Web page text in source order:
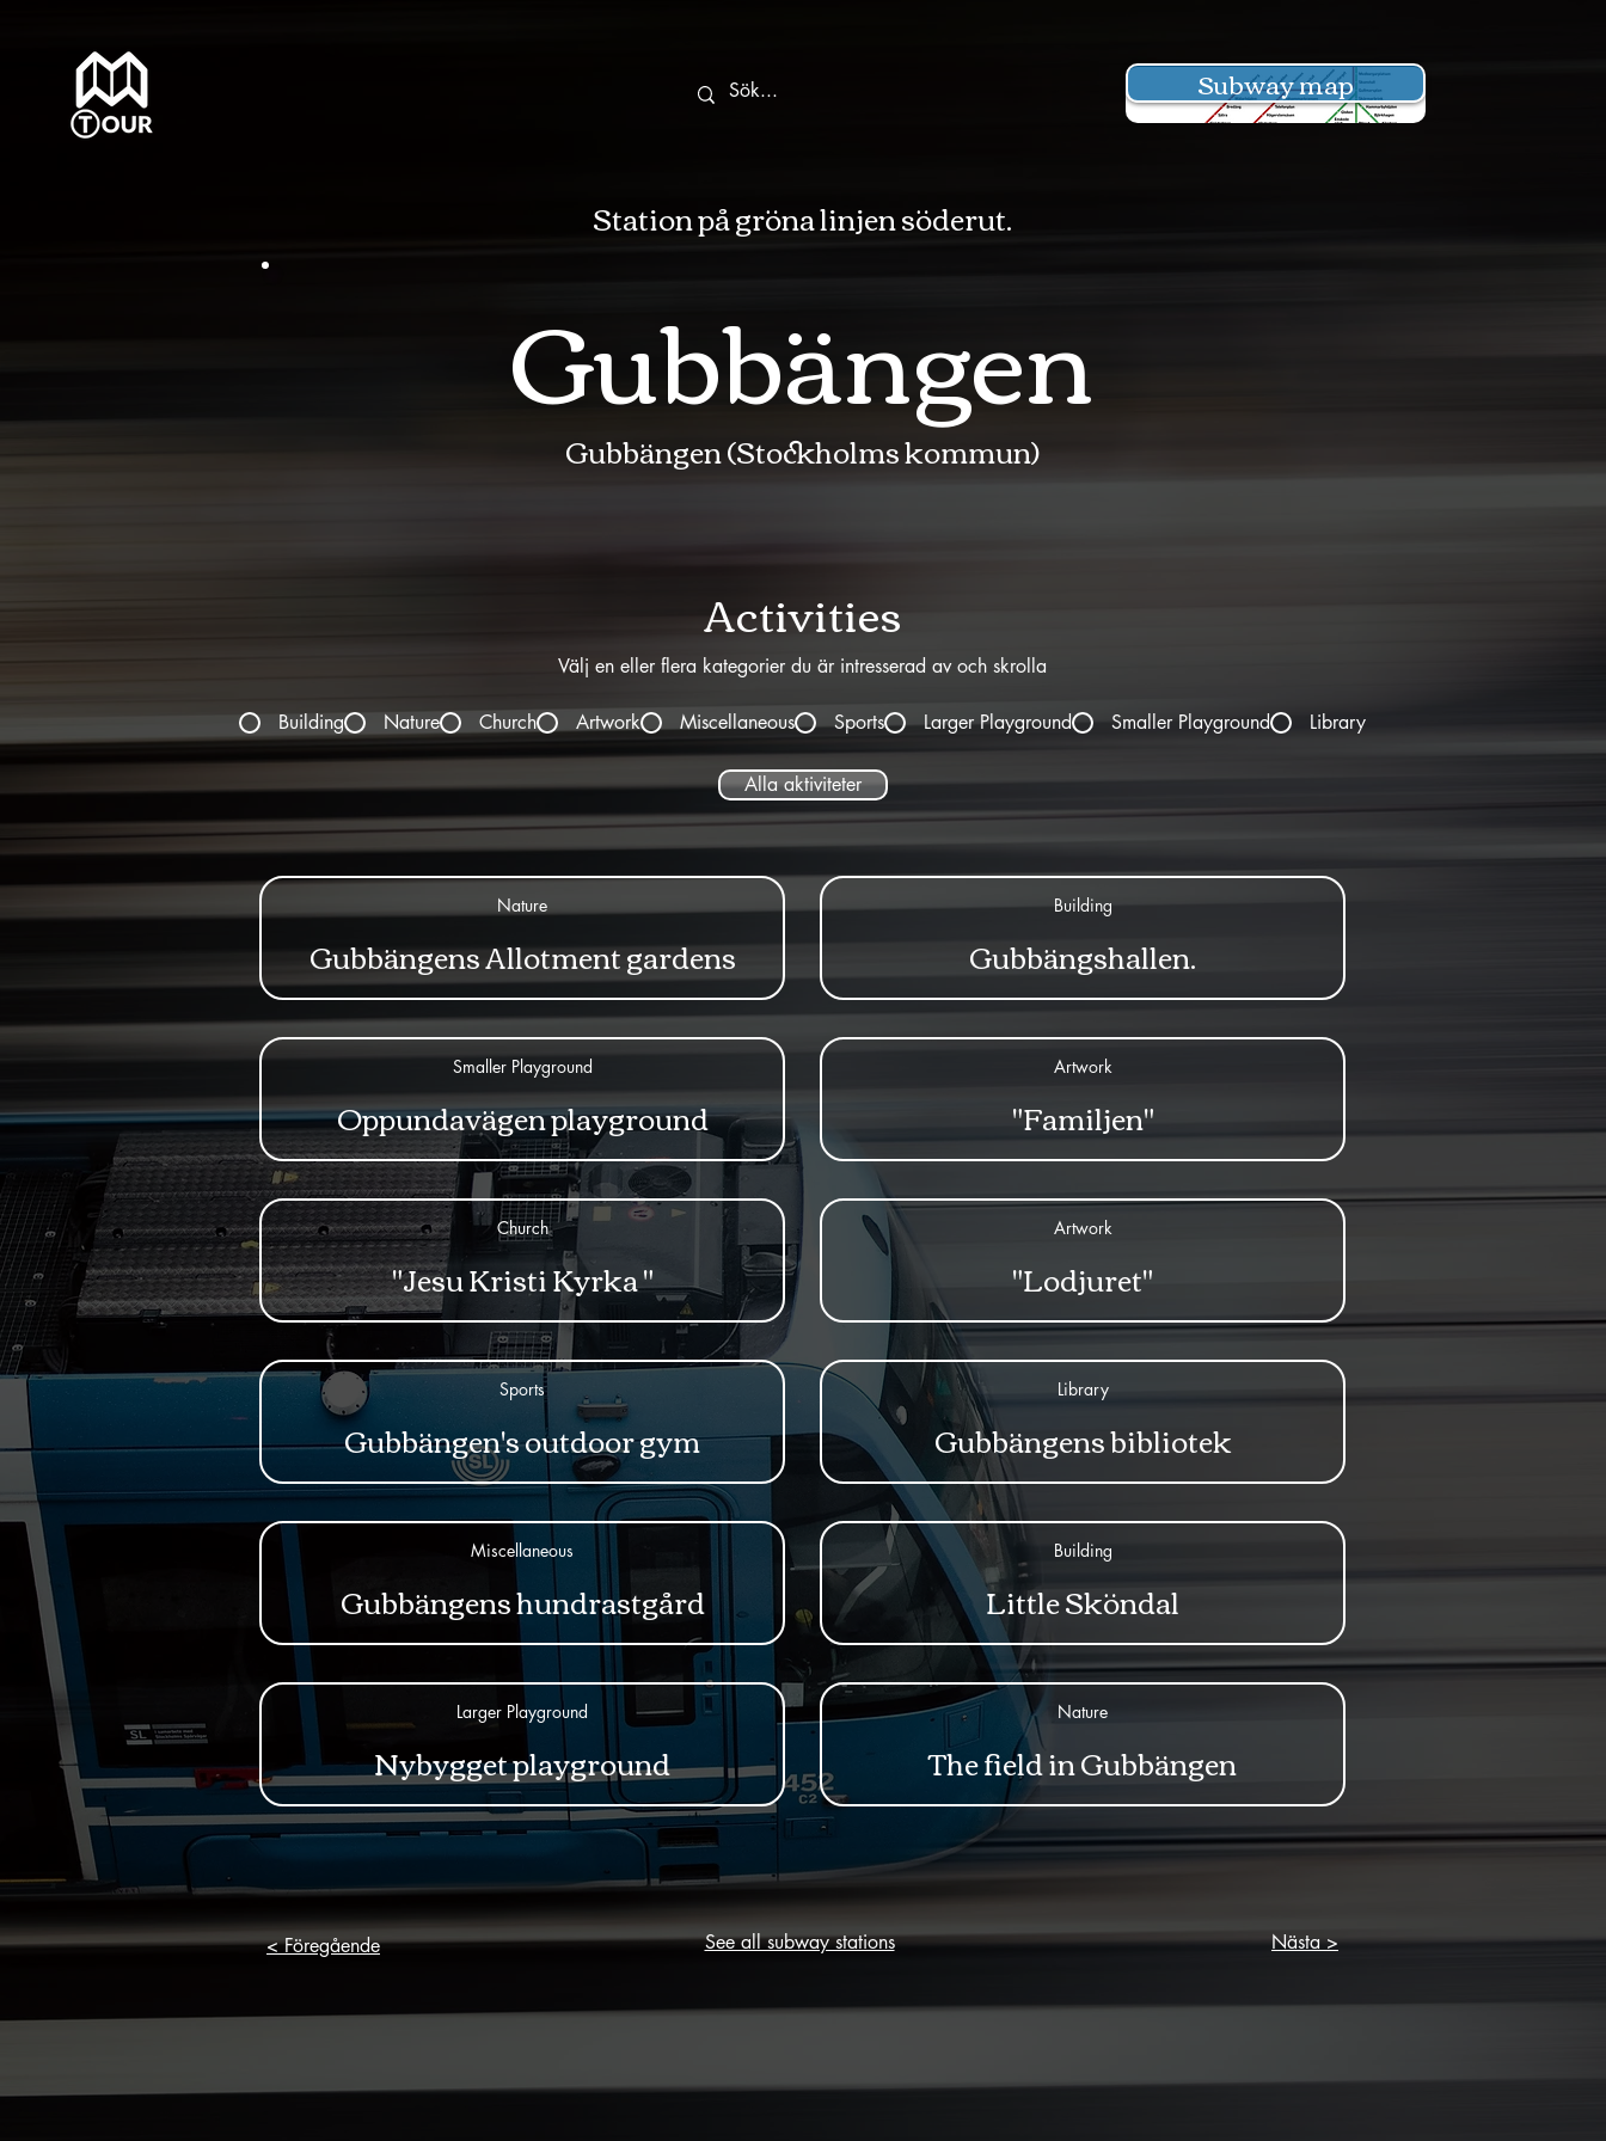
Subway map
Station på gröna linjen söderut.
Gubbängen
Gubbängen (Stockholms kommun)
Activities
Välj en eller flera kategorier du är intresserad av och skrolla
Building Nature Church Artwork Miscellaneous Sports Larger Playground Smaller Playground Library
Alla aktiviteter
Gubbängens Allotment gardens
Nature
Oppundavägen playground
Smaller Playground
"Jesu Kristi Kyrka "
Church
Gubbängen's outdoor gym
Sports
Gubbängens hundrastgård
Miscellaneous
Nybygget playground
Larger Playground
Gubbängshallen.
Building
"Familjen"
Artwork
"Lodjuret"
Artwork
Gubbängens bibliotek
Library
Little Sköndal
Building
The field in Gubbängen
Nature
< Föregående See all subway stations Nästa >